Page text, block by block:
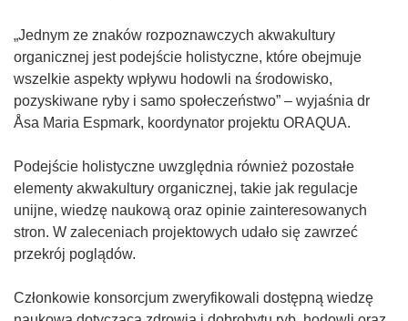
w
n
o
w
y
o
k
n
i
e
„Jednym ze znaków rozpoznawczych akwakultury
organicznej jest podejście holistyczne, które obejmuje
wszelkie aspekty wpływu hodowli na środowisko,
pozyskiwane ryby i samo społeczeństwo” – wyjaśnia dr
Åsa Maria Espmark, koordynator projektu ORAQUA.
Podejście holistyczne uwzględnia również pozostałe
elementy akwakultury organicznej, takie jak regulacje
unijne, wiedzę naukową oraz opinie zainteresowanych
stron. W zaleceniach projektowych udało się zawrzeć
przekrój poglądów.
Członkowie konsorcjum zweryfikowali dostępną wiedzę